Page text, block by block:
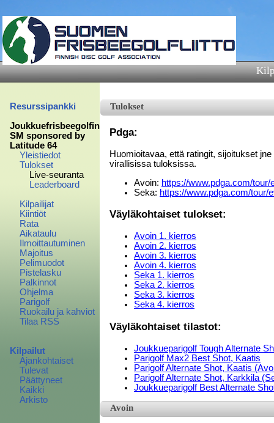
Resurssipankki
Joukkuefrisbeegolfin
SM sponsored by
Latitude 64
Yleistiedot
Tulokset
Live-seuranta
Leaderboard
Kilpailijat
Kiintiöt
Rata
Aikataulu
Ilmoittautuminen
Majoitus
Pelimuodot
Pistelasku
Palkinnot
Ohjelma
Parigolf
Ruokailu ja kahviot
Tilaa RSS
Kilpailut
Ajankohtaiset
Tulevat
Päättyneet
Kaikki
Arkisto
Tulokset
Pdga:
Huomioitavaa, että ratingit, sijoitukset
virallisissa tuloksissa.
Avoin: https://www.pdga.com/tour/
Seka: https://www.pdga.com/tour/
Väyläkohtaiset tulokset:
Avoin 1. kierros
Avoin 2. kierros
Avoin 3. kierros
Avoin 4. kierros
Seka 1. kierros
Seka 2. kierros
Seka 3. kierros
Seka 4. kierros
Väyläkohtaiset tilastot:
Joukkueparigolf Tough Alternate
Parigolf Max2 Best Shot, Kaatis
Parigolf Alternate Shot, Kaatis
Parigolf Alternate Shot, Karkkila
Joukkueparigolf Best Alternate
Avoin